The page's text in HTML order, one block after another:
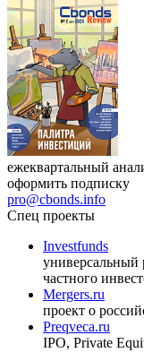
ежеквартальный
оформить подписку
pro@cbonds.info
Спец проекты
Investfunds
универсальный
частного
Mergers.ru
проект о
Preqveca.ru
IPO, Private